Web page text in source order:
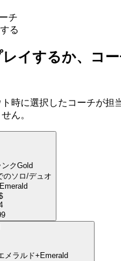
チ
る
イするか、コ
時に選択したコーチが担
ん。
クGold
のソロ/デュオ
メラルド+Emerald